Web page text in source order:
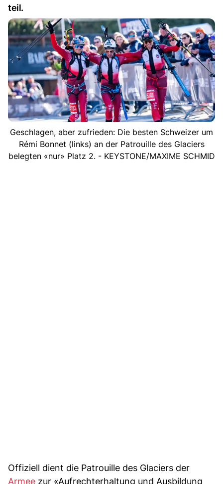
teil.
Geschlagen, aber zufrieden: Die besten Schweizer um
Rémi Bonnet (links) an der Patrouille des Glaciers
belegten «nur» Platz 2. - KEYSTONE/MAXIME SCHMID
Offiziell dient die Patrouille des Glaciers der
Armee zur «Aufrechterhaltung und Ausbildung